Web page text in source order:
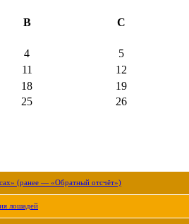
В С
4
5
11
12
18
19
25
26
(ранее — «Обратный отсчёт»)
лошадей